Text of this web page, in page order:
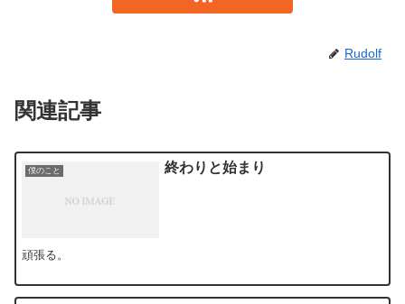
Rudolf
関連記事
僕のこと 終わりと始まり
頑張る。